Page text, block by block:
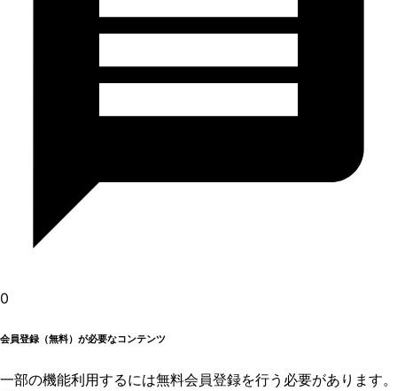
0
会員登録（無料）が必要なコンテンツ
一部の機能利用するには無料会員登録を行う必要があります。